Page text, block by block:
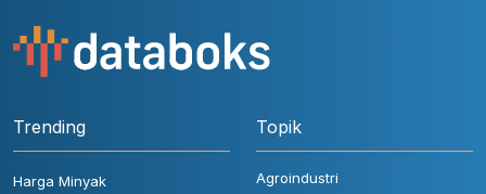
Trending
Harga Minyak
Topik
Agroindustri